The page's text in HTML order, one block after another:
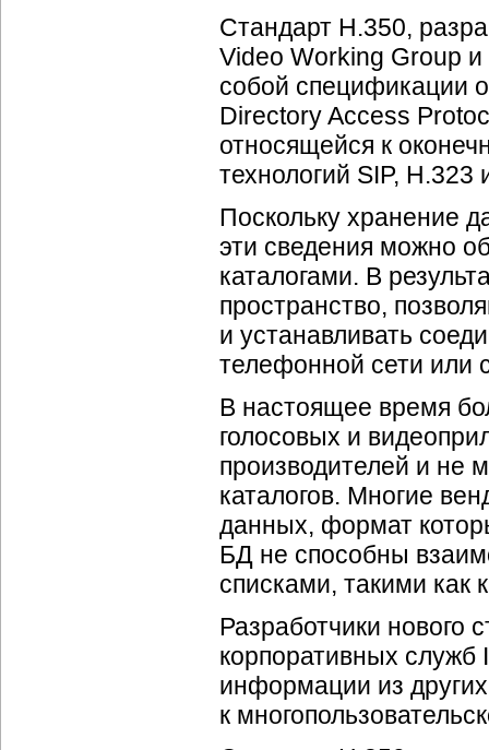
Стандарт H.350,
Video Working Group и
собой спецификации
Directory Access
относящейся к
технологий SIP, H.323
Поскольку хранение
эти сведения можно
каталогами. В
пространство,
и устанавливать
телефонной сети
В настоящее время
голосовых и
производителей и не
каталогов. Многие
данных, формат
БД не способны
списками, такими как
Разработчики нового
корпоративных служб
информации из
к